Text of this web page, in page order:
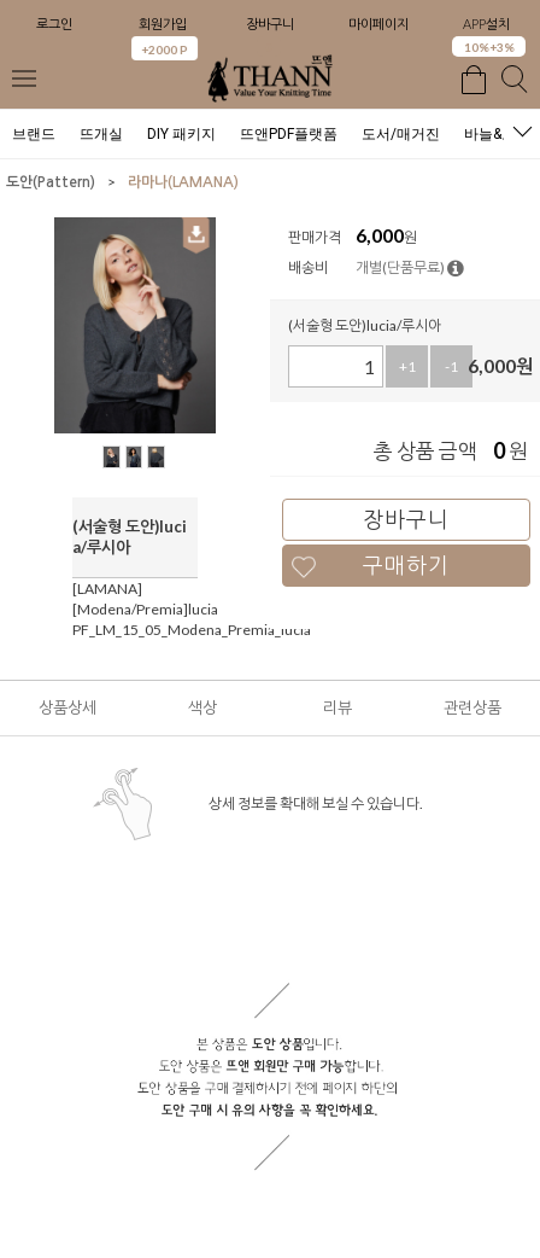
로그인 회원가입
+2000 P
장바구니 마이페이지 APP설치
10%+3%
브랜드 뜨개실 DIY 패키지 뜨앤PDF플랫폼 도서/매거진 바늘&도구
도안(Pattern) > 라마나(LAMANA)
(서술형 도안)luci
a/루시아
[LAMANA]
[Modena/Premia]lucia
PF_LM_15_05_Modena_Premia_lucia
판매가격 6,000원
배송비
개별(단품무료)
(서술형 도안)lucia/루시아
+1 -1 6,000원
총 상품 금액 0원
장바구니
구매하기
상품상세 색상 리뷰 관련상품
상세 정보를 확대해 보실 수 있습니다.